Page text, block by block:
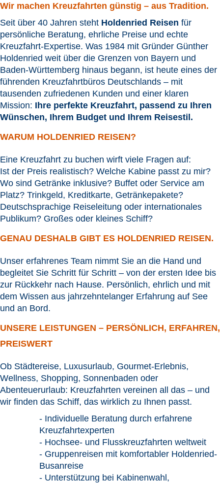
Wir machen Kreuzfahrten günstig – aus Tradition.
Seit über 40 Jahren steht Holdenried Reisen für
persönliche Beratung, ehrliche Preise und echte
Kreuzfahrt-Expertise. Was 1984 mit Gründer Günther
Holdenried weit über die Grenzen von Bayern und
Baden-Württemberg hinaus begann, ist heute eines der
führenden Kreuzfahrtbüros Deutschlands – mit
tausenden zufriedenen Kunden und einer klaren
Mission: Ihre perfekte Kreuzfahrt, passend zu Ihren
Wünschen, Ihrem Budget und Ihrem Reisestil.
WARUM HOLDENRIED REISEN?
Eine Kreuzfahrt zu buchen wirft viele Fragen auf:
Ist der Preis realistisch? Welche Kabine passt zu mir?
Wo sind Getränke inklusive? Buffet oder Service am
Platz? Trinkgeld, Kreditkarte, Getränkepakete?
Deutschsprachige Reiseleitung oder internationales
Publikum? Großes oder kleines Schiff?
GENAU DESHALB GIBT ES HOLDENRIED REISEN.
Unser erfahrenes Team nimmt Sie an die Hand und
begleitet Sie Schritt für Schritt – von der ersten Idee bis
zur Rückkehr nach Hause. Persönlich, ehrlich und mit
dem Wissen aus jahrzehntelanger Erfahrung auf See
und an Bord.
UNSERE LEISTUNGEN – PERSÖNLICH, ERFAHREN,
PREISWERT
Ob Städtereise, Luxusurlaub, Gourmet-Erlebnis,
Wellness, Shopping, Sonnenbaden oder
Abenteuerurlaub: Kreuzfahrten vereinen all das – und
wir finden das Schiff, das wirklich zu Ihnen passt.
- Individuelle Beratung durch erfahrene
Kreuzfahrtexperten
- Hochsee- und Flusskreuzfahrten weltweit
- Gruppenreisen mit komfortabler Holdenried-
Busanreise
- Unterstützung bei Kabinenwahl,